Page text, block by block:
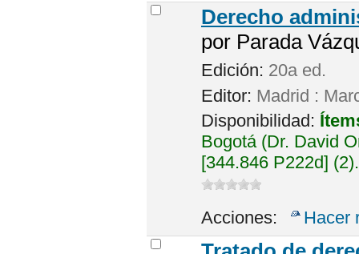
Derecho
por Parada
Edición: 20a ed.
Editor: Madrid :
Disponibilidad:
Bogotá (Dr. David
[344.846 P222d] (2).
Acciones: Hacer